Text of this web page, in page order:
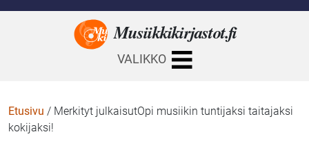
Musiikkikirjastot.fi
VALIKKO
Etusivu / Merkityt julkaisutOpi musiikin tuntijaksi taitajaksi
kokijaksi!